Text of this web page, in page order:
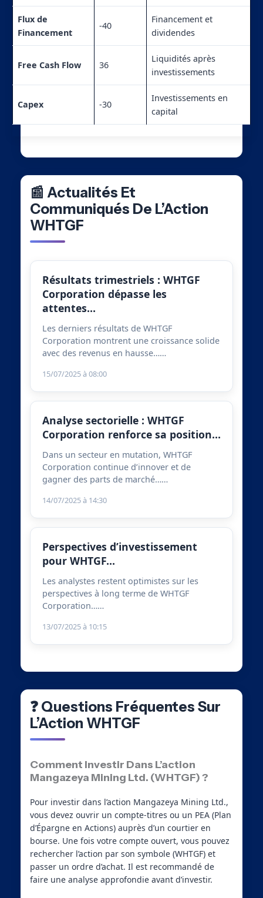
Flux de
Financement
-40
Financement et
dividendes
Free Cash Flow 36
Liquidités après
investissements
Capex -30
Investissements en
capital
📰 Actualités Et
Communiqués De L’Action
WHTGF
Résultats trimestriels : WHTGF
Corporation dépasse les
attentes…
Les derniers résultats de WHTGF
Corporation montrent une croissance solide
avec des revenus en hausse……
15/07/2025 à 08:00
Analyse sectorielle : WHTGF
Corporation renforce sa position…
Dans un secteur en mutation, WHTGF
Corporation continue d’innover et de
gagner des parts de marché……
14/07/2025 à 14:30
Perspectives d’investissement
pour WHTGF…
Les analystes restent optimistes sur les
perspectives à long terme de WHTGF
Corporation……
13/07/2025 à 10:15
❓ Questions Fréquentes Sur
L’Action WHTGF
Comment Investir Dans L’action
Mangazeya Mining Ltd. (WHTGF) ?
Pour investir dans l’action Mangazeya Mining Ltd.,
vous devez ouvrir un compte-titres ou un PEA (Plan
d’Épargne en Actions) auprès d’un courtier en
bourse. Une fois votre compte ouvert, vous pouvez
rechercher l’action par son symbole (WHTGF) et
passer un ordre d’achat. Il est recommandé de
faire une analyse approfondie avant d’investir.